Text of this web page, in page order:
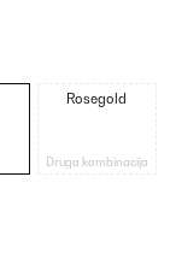
Rosegold
Druga kombinacija